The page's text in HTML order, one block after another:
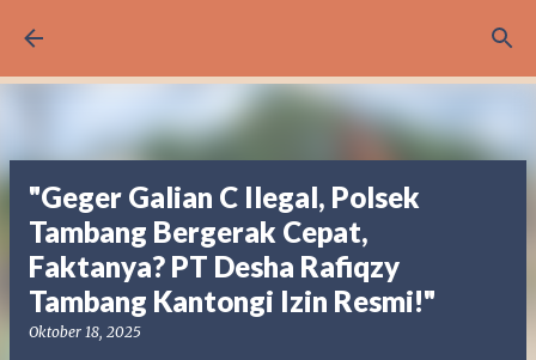
"Geger Galian C Ilegal, Polsek
Tambang Bergerak Cepat,
Faktanya? PT Desha Rafiqzy
Tambang Kantongi Izin Resmi!"
Oktober 18, 2025